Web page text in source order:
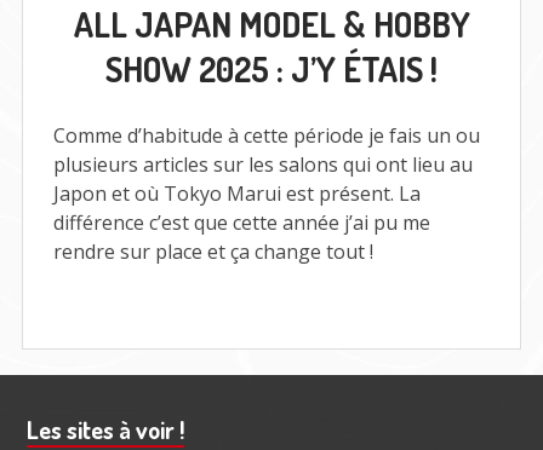
JAPAN
MODEL
&
HOBBY
2025
:
J’Y
ÉTAIS
!
ALL JAPAN MODEL & HOBBY
SHOW 2025 : J’Y ÉTAIS !
Comme d’habitude à cette période je fais un ou
plusieurs articles sur les salons qui ont lieu au
Japon et où Tokyo Marui est présent. La
différence c’est que cette année j’ai pu me
rendre sur place et ça change tout !
Barre
Les sites à voir !